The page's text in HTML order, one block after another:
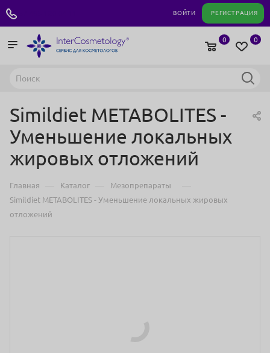
ВОЙТИ РЕГИСТРАЦИЯ
0
0
Simildiet METABOLITES -
Уменьшение локальных
жировых отложений
Главная — Каталог — Мезопрепараты —
Simildiet METABOLITES - Уменьшение локальных жировых
отложений